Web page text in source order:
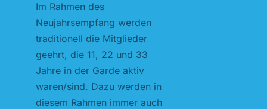
Im Rahmen des
Neujahrsempfang werden
traditionell die Mitglieder
geehrt, die 11, 22 und 33
Jahre in der Garde aktiv
waren/sind. Dazu werden in
diesem Rahmen immer auch